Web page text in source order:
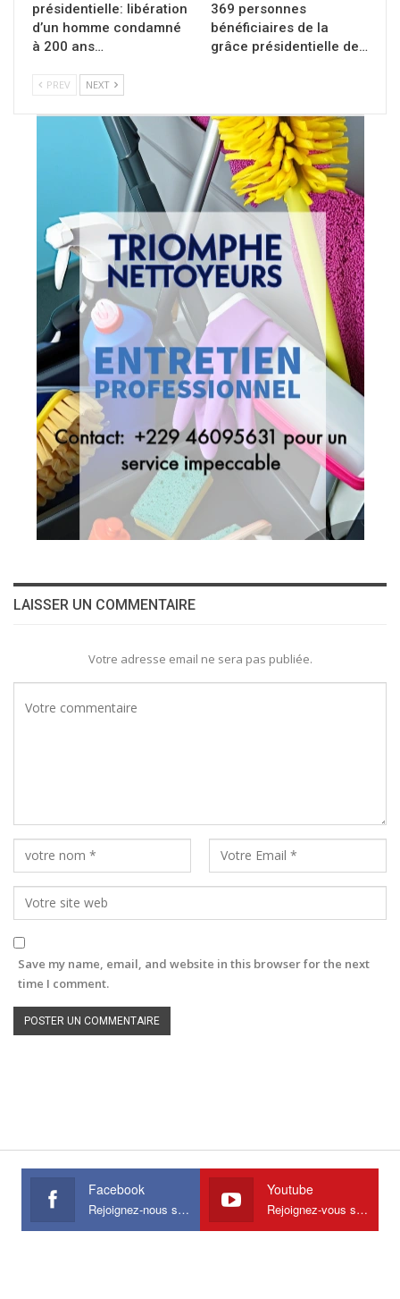
présidentielle: libération
d’un homme condamné
à 200 ans…
369 personnes
bénéficiaires de la
grâce présidentielle de…
PREV NEXT
LAISSER UN COMMENTAIRE
Votre adresse email ne sera pas publiée.
Save my name, email, and website in this browser for the next
time I comment.
Facebook
Rejoignez-nous sur Facebook
Youtube
Rejoignez-vous sur Youtube